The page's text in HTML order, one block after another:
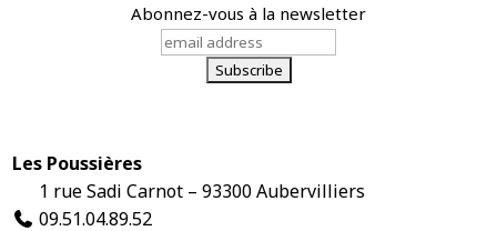
Abonnez-vous à la newsletter
Les Poussières
1 rue Sadi Carnot – 93300 Aubervilliers
09.51.04.89.52